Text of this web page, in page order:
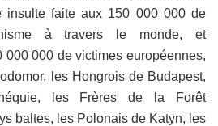
insulte faite aux 150 000 000 de
à travers le monde, et
000 000 de victimes européennes,
les Hongrois de Budapest,
les Frères de la Forêt
baltes, les Polonais de Katyn, les